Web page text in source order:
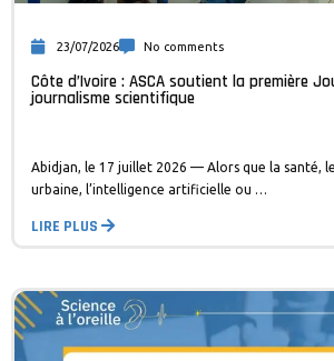
23/07/2026 No comments
Côte d’Ivoire : ASCA soutient la première
journalisme scientifique
Abidjan, le 17 juillet 2026 — Alors que la santé,
urbaine, l’intelligence artificielle ou …
LIRE PLUS